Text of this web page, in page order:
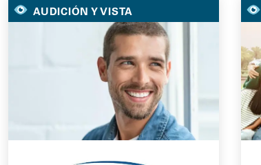
AUDICIÓN Y VISTA